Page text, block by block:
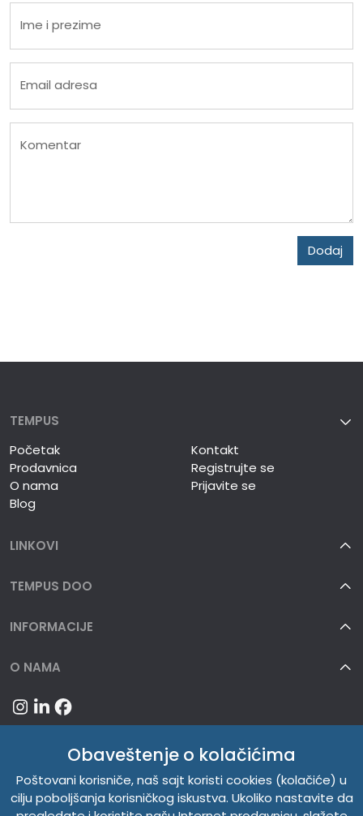
Ime i prezime
Email adresa
Komentar
Dodaj
TEMPUS
Početak
Prodavnica
O nama
Blog
Kontakt
Registrujte se
Prijavite se
LINKOVI
TEMPUS DOO
INFORMACIJE
O NAMA
Obaveštenje o kolačićima
Poštovani korisniče, naš sajt koristi cookies (kolačiće) u
cilju poboljšanja korisničkog iskustva. Ukoliko nastavite da